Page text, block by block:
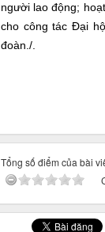
người lao động;
cho công tác Đại
đoàn./.
Tổng số điểm của bài